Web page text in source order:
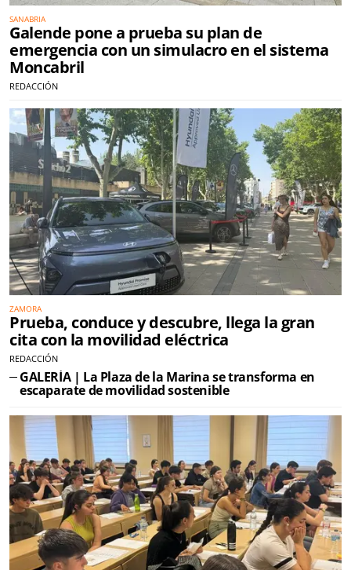
SANABRIA
Galende pone a prueba su plan de
emergencia con un simulacro en el sistema
Moncabril
REDACCIÓN
ZAMORA
Prueba, conduce y descubre, llega la gran
cita con la movilidad eléctrica
REDACCIÓN
GALERÍA | La Plaza de la Marina se transforma en
escaparate de movilidad sostenible